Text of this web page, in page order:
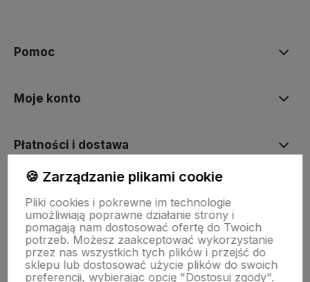
Pomoc
Moje konto
Płatności i dostawa
O nas
🍪 Zarządzanie plikami cookie
Pliki cookies i pokrewne im technologie
umożliwiają poprawne działanie strony i
pomagają nam dostosować ofertę do Twoich
potrzeb. Możesz zaakceptować wykorzystanie
przez nas wszystkich tych plików i przejść do
sklepu lub dostosować użycie plików do swoich
preferencji, wybierając opcję "Dostosuj zgody".